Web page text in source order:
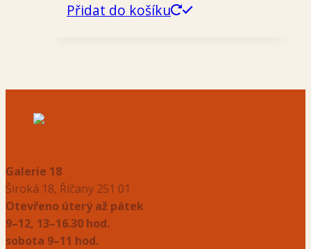
Přidat do košíku
Galerie 18
Široká 18, Říčany 251 01
Otevřeno úterý až pátek
9–12, 13–16.30 hod.
sobota 9–11 hod.